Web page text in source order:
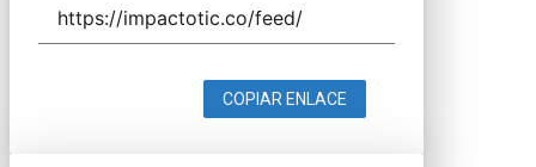
COPIAR ENLACE